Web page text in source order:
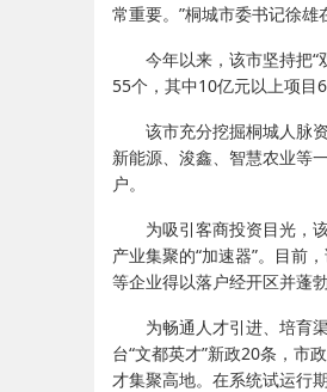
常重要。”桐城市委书记徐雄
今年以来，该市坚持把
55个，其中10亿元以上项目
该市充分挖掘桐城人脉
新能源、浚鑫、智慧农业等
户。
为吸引客商投资目光，
产业集聚的“加速器”。目前
等企业得以落户经开区并蓬勃
为畅通人才引进、培育
台“文都英才”新政20条，市
才集聚高地。在系统试运行